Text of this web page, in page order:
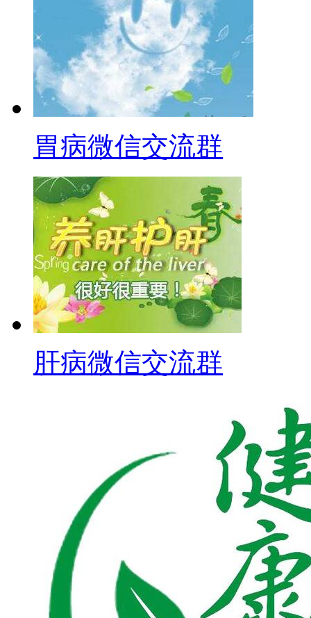
胃病微信交流群
肝病微信交流群